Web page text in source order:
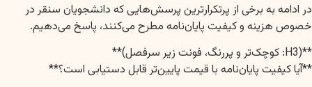
در ادامه به برخی از پرتکرارترین پرسش‌هایی که دانشجویان سنقر در
خصوص هزینه و کیفیت پایان‌نامه مطرح می‌کنند، پاسخ می‌دهیم.
**(H3: کوچک‌تر و پررنگ، فونت زیر سرفصل)**
**آیا کیفیت پایان‌نامه با قیمت پایین‌تر قابل دستیابی است؟**